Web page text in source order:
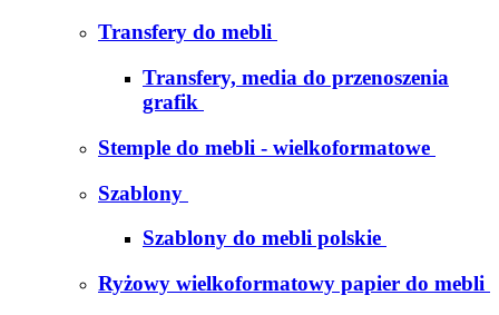
Transfery do mebli
Transfery, media do przenoszenia
grafik
Stemple do mebli - wielkoformatowe
Szablony
Szablony do mebli polskie
Ryżowy wielkoformatowy papier do mebli